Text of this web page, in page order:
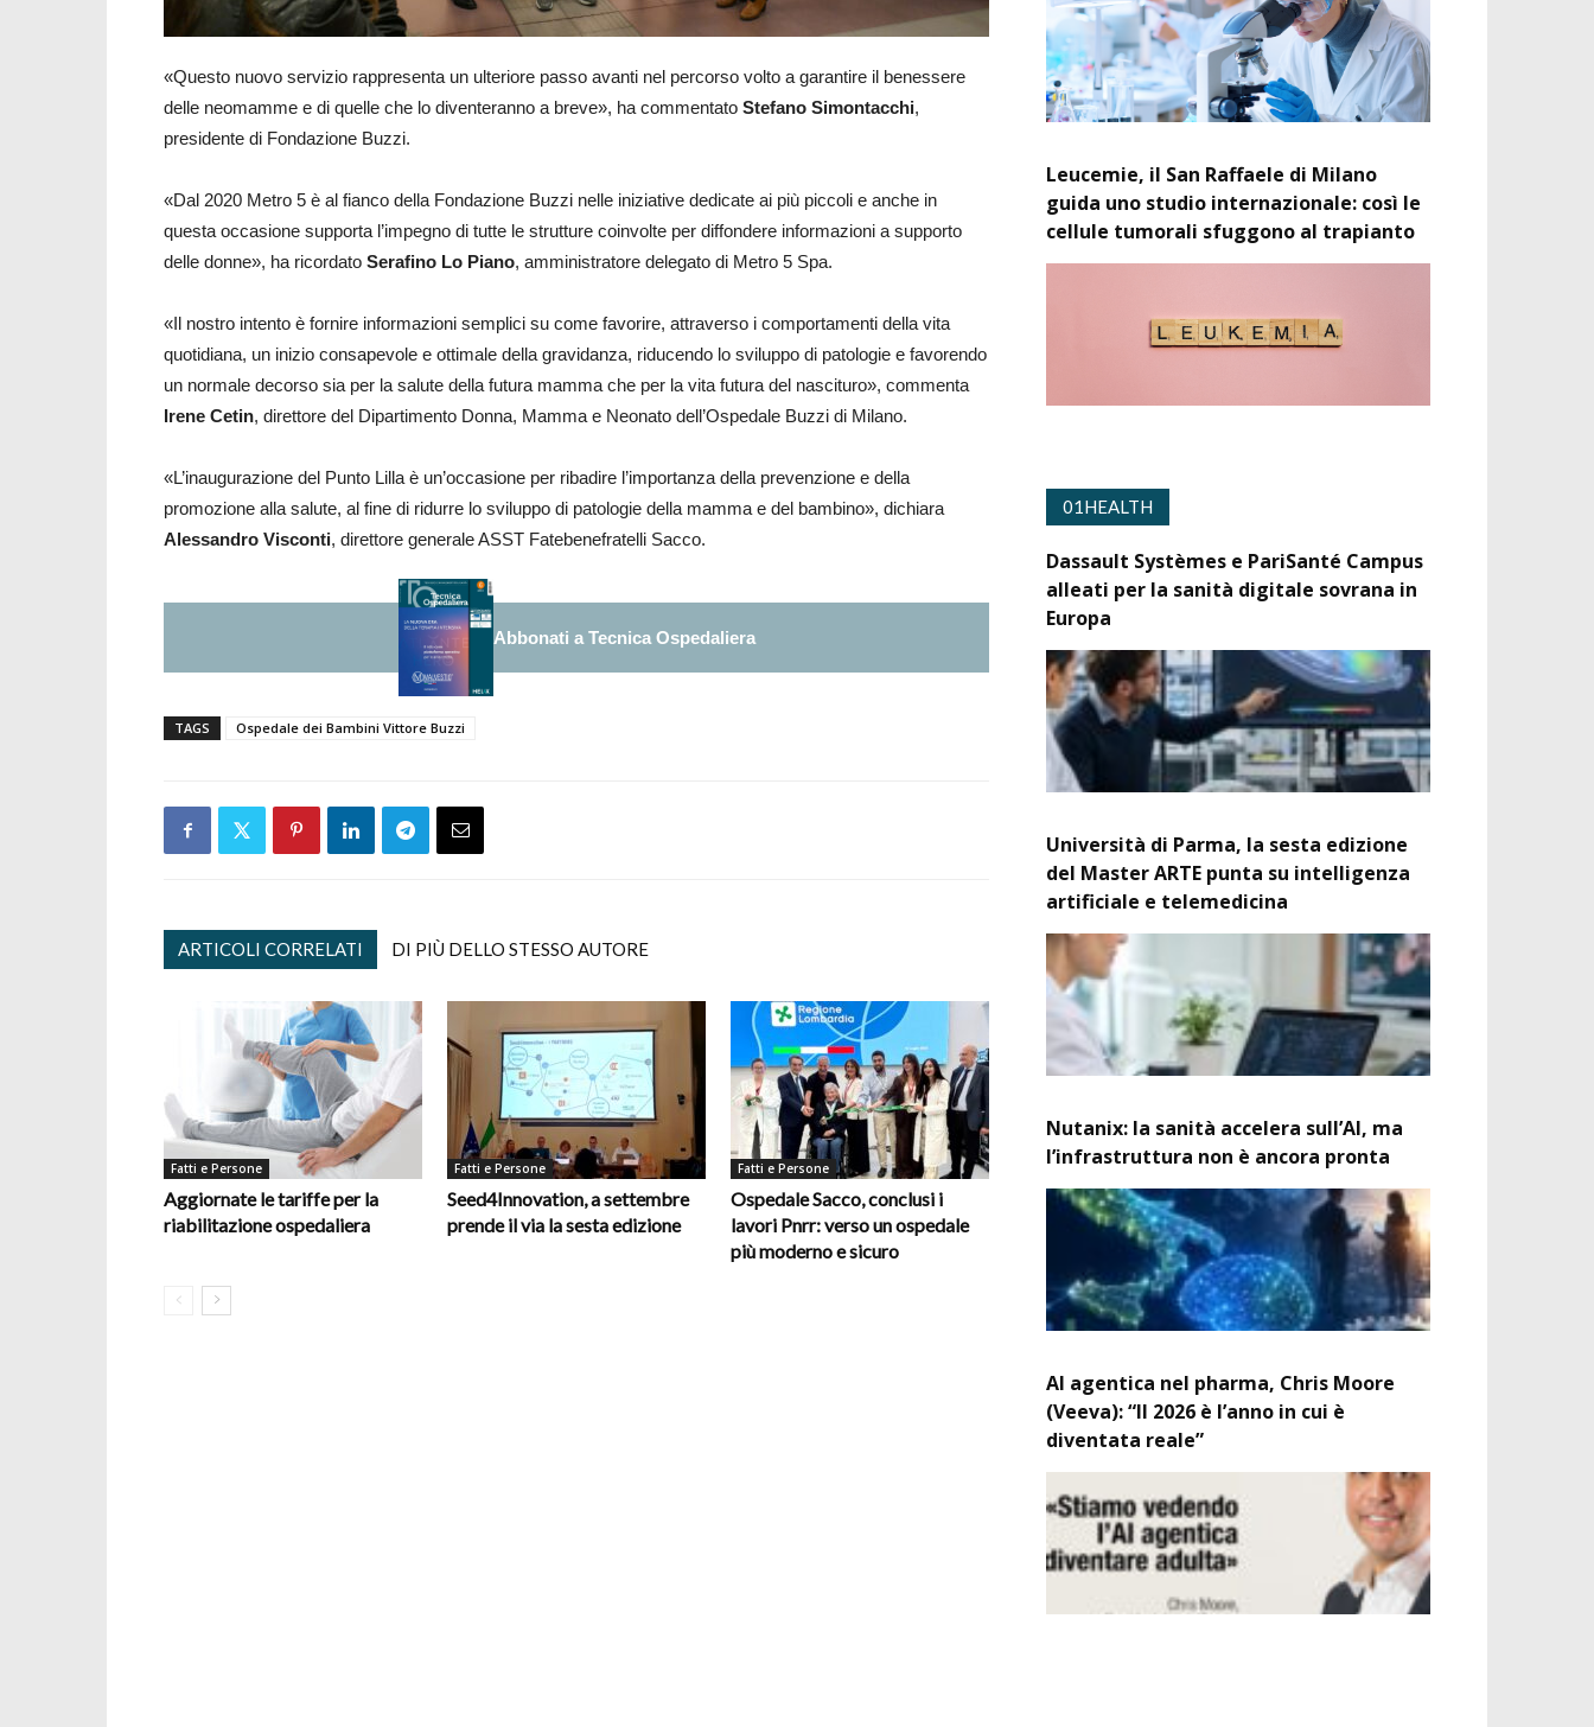
«Questo nuovo servizio rappresenta un ulteriore passo avanti nel percorso volto a garantire il benessere
delle neomamme e di quelle che lo diventeranno a breve», ha commentato Stefano Simontacchi,
presidente di Fondazione Buzzi.
«Dal 2020 Metro 5 è al fianco della Fondazione Buzzi nelle iniziative dedicate ai più piccoli e anche in
questa occasione supporta l’impegno di tutte le strutture coinvolte per diffondere informazioni a supporto
delle donne», ha ricordato Serafino Lo Piano, amministratore delegato di Metro 5 Spa.
«Il nostro intento è fornire informazioni semplici su come favorire, attraverso i comportamenti della vita
quotidiana, un inizio consapevole e ottimale della gravidanza, riducendo lo sviluppo di patologie e favorendo
un normale decorso sia per la salute della futura mamma che per la vita futura del nascituro», commenta
Irene Cetin, direttore del Dipartimento Donna, Mamma e Neonato dell’Ospedale Buzzi di Milano.
«L’inaugurazione del Punto Lilla è un’occasione per ribadire l’importanza della prevenzione e della
promozione alla salute, al fine di ridurre lo sviluppo di patologie della mamma e del bambino», dichiara
Alessandro Visconti, direttore generale ASST Fatebenefratelli Sacco.
Abbonati a Tecnica Ospedaliera
TAGS Ospedale dei Bambini Vittore Buzzi
ARTICOLI CORRELATI DI PIÙ DELLO STESSO AUTORE
Fatti e Persone
Aggiornate le tariffe per la
riabilitazione ospedaliera
Fatti e Persone
Seed4Innovation, a settembre
prende il via la sesta edizione
Fatti e Persone
Ospedale Sacco, conclusi i
lavori Pnrr: verso un ospedale
più moderno e sicuro
Leucemie, il San Raffaele di Milano
guida uno studio internazionale: così le
cellule tumorali sfuggono al trapianto
01HEALTH
Dassault Systèmes e PariSanté Campus
alleati per la sanità digitale sovrana in
Europa
Università di Parma, la sesta edizione
del Master ARTE punta su intelligenza
artificiale e telemedicina
Nutanix: la sanità accelera sull’AI, ma
l’infrastruttura non è ancora pronta
AI agentica nel pharma, Chris Moore
(Veeva): “Il 2026 è l’anno in cui è
diventata reale”